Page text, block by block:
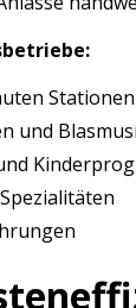
Stationen
und